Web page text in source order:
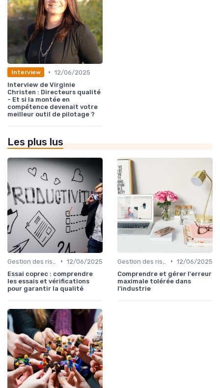
Interview • 12/06/2025
Interview de Virginie
Christen : Directeurs qualité
- Et si la montée en
compétence devenait votre
meilleur outil de pilotage ?
Les plus lus
• 12/06/2025
Essai coprec : comprendre
les essais et vérifications
pour garantir la qualité
• 12/06/2025
Comprendre et gérer l'erreur
maximale tolérée dans
l'industrie